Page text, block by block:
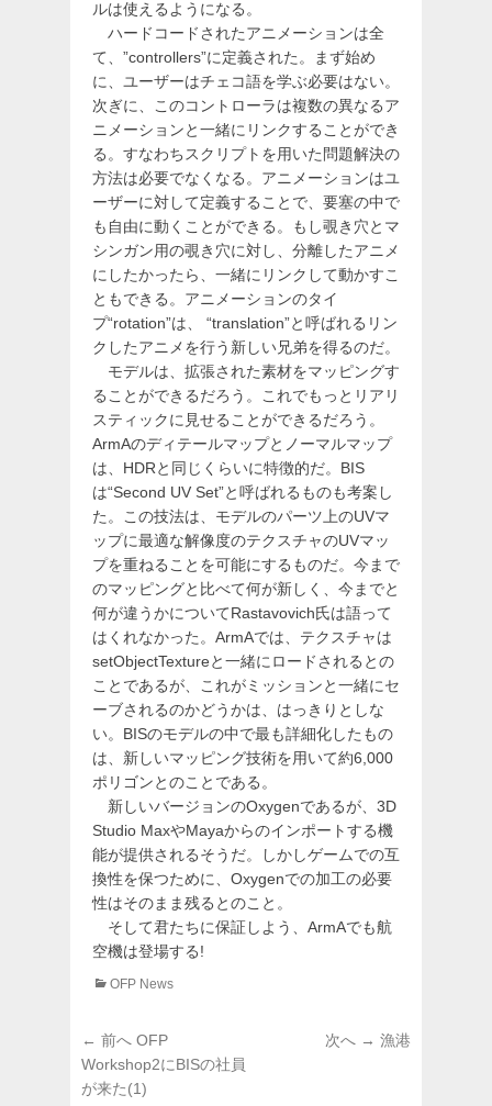
ルは使えるようになる。
ハードコードされたアニメーションは全
て、”controllers”に定義された。まず始め
に、ユーザーはチェコ語を学ぶ必要はない。
次ぎに、このコントローラは複数の異なるア
ニメーションと一緒にリンクすることができ
る。すなわちスクリプトを用いた問題解決の
方法は必要でなくなる。アニメーションはユ
ーザーに対して定義することで、要塞の中で
も自由に動くことができる。もし覗き穴とマ
シンガン用の覗き穴に対し、分離したアニメ
にしたかったら、一緒にリンクして動かすこ
ともできる。アニメーションのタイ
プ“rotation”は、 “translation”と呼ばれるリン
クしたアニメを行う新しい兄弟を得るのだ。
モデルは、拡張された素材をマッピングす
ることができるだろう。これでもっとリアリ
スティックに見せることができるだろう。
ArmAのディテールマップとノーマルマップ
は、HDRと同じくらいに特徴的だ。BIS
は“Second UV Set”と呼ばれるものも考案し
た。この技法は、モデルのパーツ上のUVマ
ップに最適な解像度のテクスチャのUVマッ
プを重ねることを可能にするものだ。今まで
のマッピングと比べて何が新しく、今までと
何が違うかについてRastavovich氏は語って
はくれなかった。ArmAでは、テクスチャは
setObjectTextureと一緒にロードされるとの
ことであるが、これがミッションと一緒にセ
ーブされるのかどうかは、はっきりとしな
い。BISのモデルの中で最も詳細化したもの
は、新しいマッピング技術を用いて約6,000
ポリゴンとのことである。
新しいバージョンのOxygenであるが、3D
Studio MaxやMayaからのインポートする機
能が提供されるそうだ。しかしゲームでの互
換性を保つために、Oxygenでの加工の必要
性はそのまま残るとのこと。
そして君たちに保証しよう、ArmAでも航
空機は登場する!
カ
リ
ー
OFP News
投
稿
ナ
← 前へ 前
の
投
OFP
Workshop2にBISの社員
が来た(1)
次へ → 次
漁港